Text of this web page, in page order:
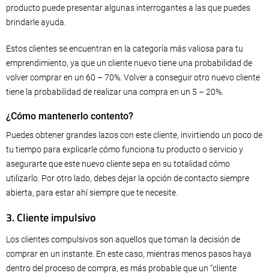
producto puede presentar algunas interrogantes a las que puedes
brindarle ayuda.
Estos clientes se encuentran en la categoría más valiosa para tu
emprendimiento, ya que un cliente nuevo tiene una probabilidad de
volver comprar en un 60 – 70%. Volver a conseguir otro nuevo cliente
tiene la probabilidad de realizar una compra en un 5 – 20%.
¿Cómo mantenerlo contento?
Puedes obtener grandes lazos con este cliente, invirtiendo un poco de
tu tiempo para explicarle cómo funciona tu producto o servicio y
asegurarte que este nuevo cliente sepa en su totalidad cómo
utilizarlo. Por otro lado, debes dejar la opción de contacto siempre
abierta, para estar ahí siempre que te necesite.
3. Cliente impulsivo
Los clientes compulsivos son aquellos que toman la decisión de
comprar en un instante. En este caso, mientras menos pasos haya
dentro del proceso de compra, es más probable que un “cliente